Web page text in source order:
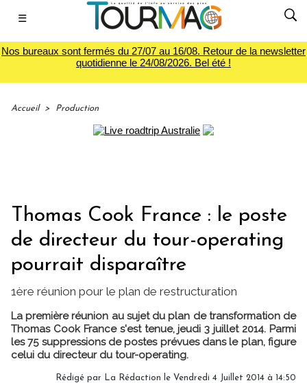
☰
Nos bureaux sont fermés du 27/07 au 16/08. Retour de la newsletter
quotidienne le 24/08/2026. Bel été !
Accueil > Production
Thomas Cook France : le poste
de directeur du tour-operating
pourrait disparaître
1ère réunion pour le plan de restructuration
La première réunion au sujet du plan de transformation de
Thomas Cook France s'est tenue, jeudi 3 juillet 2014. Parmi
les 75 suppressions de postes prévues dans le plan, figure
celui du directeur du tour-operating.
Rédigé par La Rédaction le Vendredi 4 Juillet 2014 à 14:50